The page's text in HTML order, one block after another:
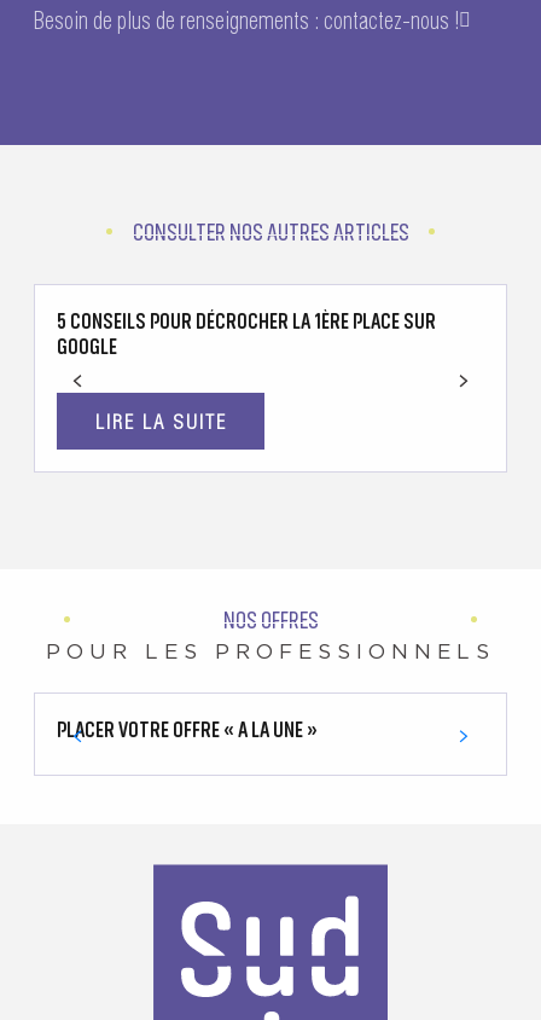
Besoin de plus de renseignements : contactez-nous !
CONSULTER NOS AUTRES ARTICLES
5 CONSEILS POUR DÉCROCHER LA 1ÈRE PLACE SUR
GOOGLE
LIRE LA SUITE
NOS OFFRES
POUR LES PROFESSIONNELS
PLACER VOTRE OFFRE « A LA UNE »